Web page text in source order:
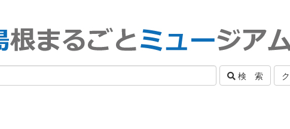
検 索